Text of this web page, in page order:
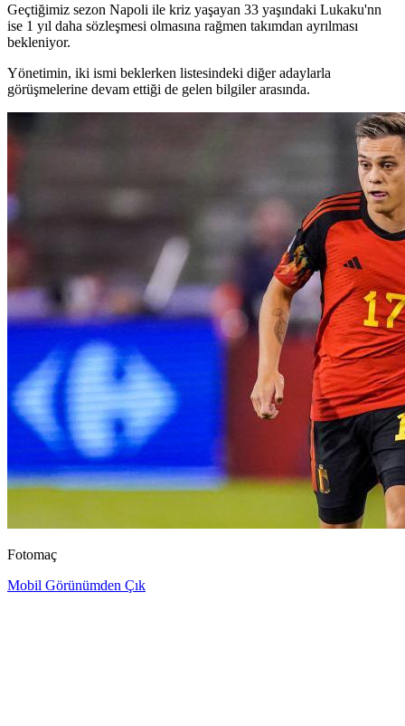
Geçtiğimiz sezon Napoli ile kriz yaşayan 33 yaşındaki Lukaku'nn
ise 1 yıl daha sözleşmesi olmasına rağmen takımdan ayrılması
bekleniyor.
Yönetimin, iki ismi beklerken listesindeki diğer adaylarla
görüşmelerine devam ettiği de gelen bilgiler arasında.
Fotomaç
Mobil Görünümden Çık